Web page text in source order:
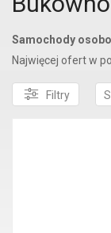
Samochody
Najwięcej ofert w
Filtry